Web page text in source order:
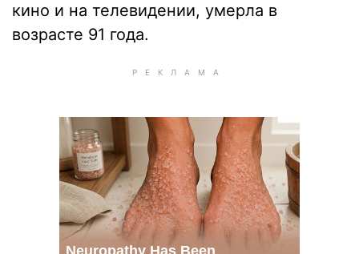
кино и на телевидении, умерла в
возрасте 91 года.